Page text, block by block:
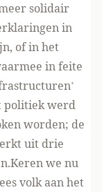
solidair
in
of in het
in feite
politiek werd
worden; de
uit drie
we nu
volk aan het